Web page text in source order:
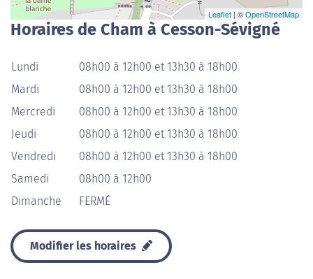
Leaflet | ©OpenStreetMap
Horaires de Cham à Cesson-Sévigné
Lundi
08h00 à 12h00 et 13h30 à 18h00
Mardi
08h00 à 12h00 et 13h30 à 18h00
Mercredi
08h00 à 12h00 et 13h30 à 18h00
Jeudi
08h00 à 12h00 et 13h30 à 18h00
Vendredi
08h00 à 12h00 et 13h30 à 18h00
Samedi
08h00 à 12h00
Dimanche
FERMÉ
Modifier les horaires